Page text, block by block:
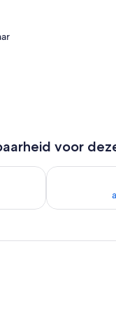
voor
voor vanavond aug
De
netjes opgemaakt bed